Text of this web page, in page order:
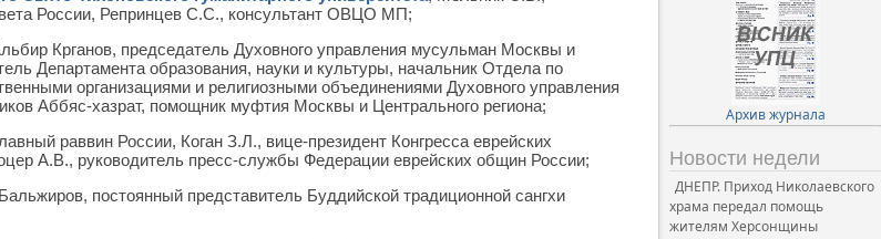
России, Репринцев С.С., консультант ОВЦО МП;
Крганов, председатель Духовного управления мусульман Москвы и
Департамента образования, науки и культуры, начальник Отдела по
организациями и религиозными объединениями Духовного управления
Аббяс-хазрат, помощник муфтия Москвы и Центрального региона;
раввин России, Коган З.Л., вице-президент Конгресса еврейских
А.В., руководитель пресс-службы Федерации еврейских общин России;
постоянный представитель Буддийской традиционной сангхи
Архив журнала
Новости недели
ДНЕПР. Приход Николаевского
храма передал помощь
жителям Херсонщины